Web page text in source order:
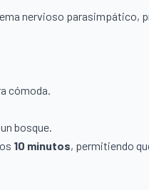
nervioso parasimpático,
cómoda.
bosque.
10 minutos, permitiendo